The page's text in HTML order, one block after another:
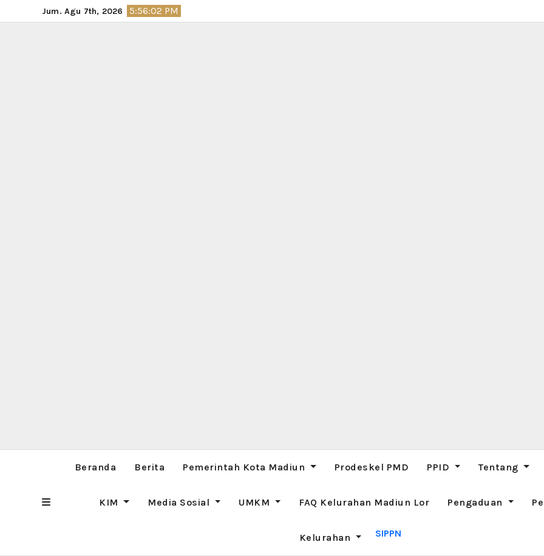
to
Jum. Agu 7th, 2026 5:56:03 PM
Beranda Berita Pemerintah Kota Madiun Prodeskel PMD PPID Tentang
KIM Media Sosial UMKM FAQ Kelurahan Madiun Lor Pengaduan
Kelurahan SIPPN